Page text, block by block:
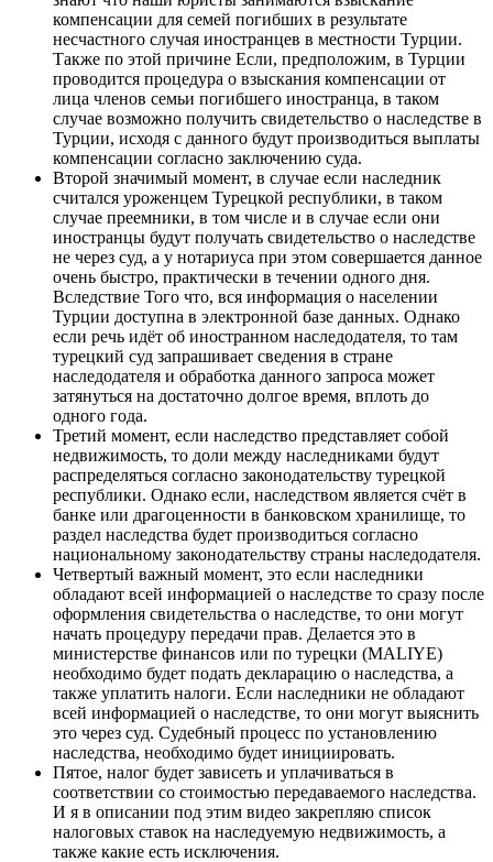
компенсации для семей погибших в результате
несчастного случая иностранцев в местности Турции.
Также по этой причине Если, предположим, в Турции
проводится процедура о взыскания компенсации от
лица членов семьи погибшего иностранца, в таком
случае возможно получить свидетельство о наследстве в
Турции, исходя с данного будут производиться выплаты
компенсации согласно заключению суда.
Второй значимый момент, в случае если наследник
считался уроженцем Турецкой республики, в таком
случае преемники, в том числе и в случае если они
иностранцы будут получать свидетельство о наследстве
не через суд, а у нотариуса при этом совершается данное
очень быстро, практически в течении одного дня.
Вследствие Того что, вся информация о населении
Турции доступна в электронной базе данных. Однако
если речь идёт об иностранном наследодателя, то там
турецкий суд запрашивает сведения в стране
наследодателя и обработка данного запроса может
затянуться на достаточно долгое время, вплоть до
одного года.
Третий момент, если наследство представляет собой
недвижимость, то доли между наследниками будут
распределяться согласно законодательству турецкой
республики. Однако если, наследством является счёт в
банке или драгоценности в банковском хранилище, то
раздел наследства будет производиться согласно
национальному законодательству страны наследодателя.
Четвертый важный момент, это если наследники
обладают всей информацией о наследстве то сразу после
оформления свидетельства о наследстве, то они могут
начать процедуру передачи прав. Делается это в
министерстве финансов или по турецки (MALIYE)
необходимо будет подать декларацию о наследства, а
также уплатить налоги. Если наследники не обладают
всей информацией о наследстве, то они могут выяснить
это через суд. Судебный процесс по установлению
наследства, необходимо будет инициировать.
Пятое, налог будет зависеть и уплачиваться в
соответствии со стоимостью передаваемого наследства.
И я в описании под этим видео закрепляю список
налоговых ставок на наследуемую недвижимость, а
также какие есть исключения.